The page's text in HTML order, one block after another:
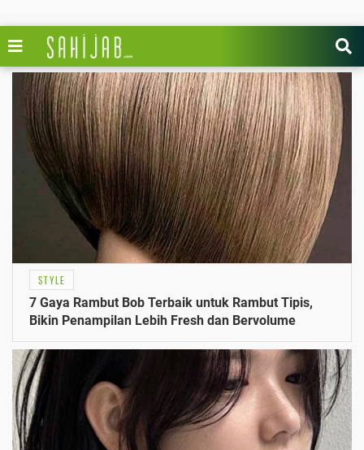
STYLE
7 Gaya Rambut Bob Terbaik untuk Rambut Tipis,
Bikin Penampilan Lebih Fresh dan Bervolume